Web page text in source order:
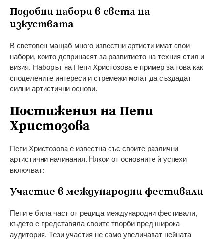
Подобни набори в света на
изкуствата
В световен мащаб много известни артисти имат свои
набори, които допринасят за развитието на техния стил и
визия. Наборът на Пепи Христозова е пример за това как
споделените интереси и стремежи могат да създадат
силни артистични основи.
Постижения на Пепи
Христозова
Пепи Христозова е известна със своите различни
артистични начинания. Някои от основните ѝ успехи
включват:
Участие в международни фестивали
Пепи е била част от редица международни фестивали,
където е представяла своите творби пред широка
аудитория. Тези участия не само увеличават нейната